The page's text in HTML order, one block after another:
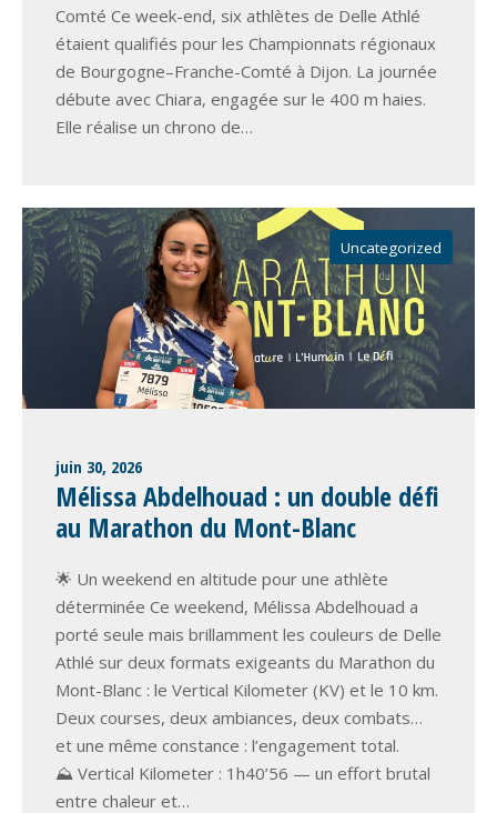
Comté Ce week-end, six athlètes de Delle Athlé
étaient qualifiés pour les Championnats régionaux
de Bourgogne–Franche-Comté à Dijon. La journée
débute avec Chiara, engagée sur le 400 m haies.
Elle réalise un chrono de…
Uncategorized
juin 30, 2026
Mélissa Abdelhouad : un double défi
au Marathon du Mont-Blanc
🌟 Un weekend en altitude pour une athlète
déterminée Ce weekend, Mélissa Abdelhouad a
porté seule mais brillamment les couleurs de Delle
Athlé sur deux formats exigeants du Marathon du
Mont-Blanc : le Vertical Kilometer (KV) et le 10 km.
Deux courses, deux ambiances, deux combats…
et une même constance : l’engagement total.
⛰️ Vertical Kilometer : 1h40’56 — un effort brutal
entre chaleur et…